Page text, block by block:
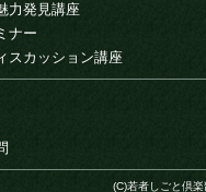
力発見講座
ナー
スカッション講座
(C)若者しごと倶楽